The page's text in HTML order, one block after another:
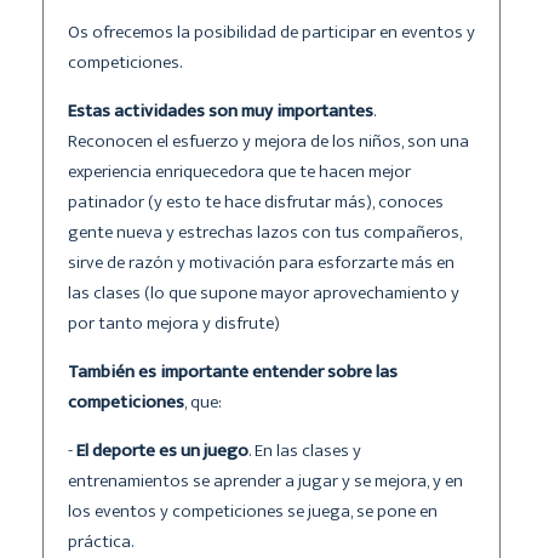
Os ofrecemos la posibilidad de participar en eventos y
competiciones.
Estas actividades son muy importantes.
Reconocen el esfuerzo y mejora de los niños, son una
experiencia enriquecedora que te hacen mejor
patinador (y esto te hace disfrutar más), conoces
gente nueva y estrechas lazos con tus compañeros,
sirve de razón y motivación para esforzarte más en
las clases (lo que supone mayor aprovechamiento y
por tanto mejora y disfrute)
También es importante entender sobre las
competiciones, que:
-El deporte es un juego. En las clases y
entrenamientos se aprender a jugar y se mejora, y en
los eventos y competiciones se juega, se pone en
práctica.